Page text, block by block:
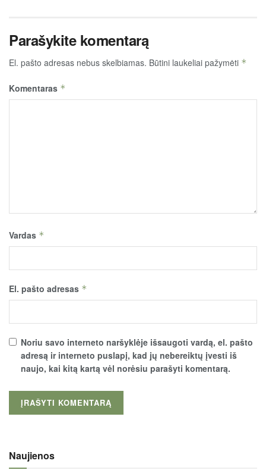
Parašykite komentarą
El. pašto adresas nebus skelbiamas. Būtini laukeliai pažymėti *
Komentaras *
Vardas *
El. pašto adresas *
Noriu savo interneto naršyklėje išsaugoti vardą, el. pašto
adresą ir interneto puslapį, kad jų nebereiktų įvesti iš
naujo, kai kitą kartą vėl norėsiu parašyti komentarą.
Naujienos